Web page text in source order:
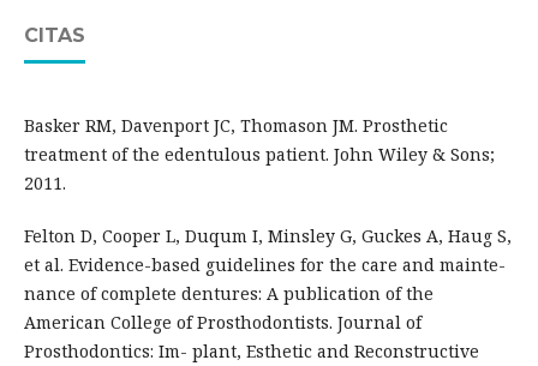
CITAS
Basker RM, Davenport JC, Thomason JM. Prosthetic
treatment of the edentulous patient. John Wiley & Sons;
2011.
Felton D, Cooper L, Duqum I, Minsley G, Guckes A, Haug S,
et al. Evidence-based guidelines for the care and mainte-
nance of complete dentures: A publication of the
American College of Prosthodontists. Journal of
Prosthodontics: Im- plant, Esthetic and Reconstructive